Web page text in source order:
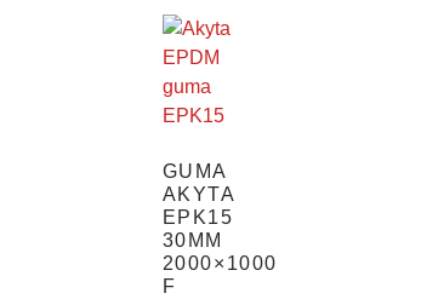
GUMA
AKYTA
EPK15
30MM
2000×1000
F